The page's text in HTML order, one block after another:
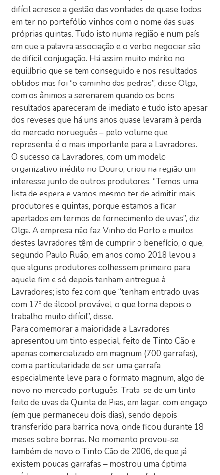
difícil acresce a gestão das vontades de quase todos
em ter no portefólio vinhos com o nome das suas
próprias quintas. Tudo isto numa região e num país
em que a palavra associação e o verbo negociar são
de difícil conjugação. Há assim muito mérito no
equilíbrio que se tem conseguido e nos resultados
obtidos mas foi “o caminho das pedras”, disse Olga,
com os ânimos a serenarem quando os bons
resultados apareceram de imediato e tudo isto apesar
dos reveses que há uns anos quase levaram à perda
do mercado norueguês – pelo volume que
representa, é o mais importante para a Lavradores.
O sucesso da Lavradores, com um modelo
organizativo inédito no Douro, criou na região um
interesse junto de outros produtores. “Temos uma
lista de espera e vamos mesmo ter de admitir mais
produtores e quintas, porque estamos a ficar
apertados em termos de fornecimento de uvas”, diz
Olga. A empresa não faz Vinho do Porto e muitos
destes lavradores têm de cumprir o benefício, o que,
segundo Paulo Ruão, em anos como 2018 levou a
que alguns produtores colhessem primeiro para
aquele fim e só depois tenham entregue à
Lavradores; isto fez com que “tenham entrado uvas
com 17º de álcool provável, o que torna depois o
trabalho muito difícil”, disse.
Para comemorar a maioridade a Lavradores
apresentou um tinto especial, feito de Tinto Cão e
apenas comercializado em magnum (700 garrafas),
com a particularidade de ser uma garrafa
especialmente leve para o formato magnum, algo de
novo no mercado português. Trata-se de um tinto
feito de uvas da Quinta de Pias, em lagar, com engaço
(em que permaneceu dois dias), sendo depois
transferido para barrica nova, onde ficou durante 18
meses sobre borras. No momento provou-se
também de novo o Tinto Cão de 2006, de que já
existem poucas garrafas – mostrou uma óptima